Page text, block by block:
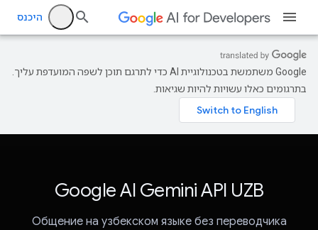
היכנס
‫Google משתמשת בטכנולוגיית AI כדי לתרגם תוכן לשפה המועדפת עליך.
בתרגומים כאלו עשויות להיות שגיאות.
Google AI Gemini API UZB
Общение на узбекском языке без переводчика